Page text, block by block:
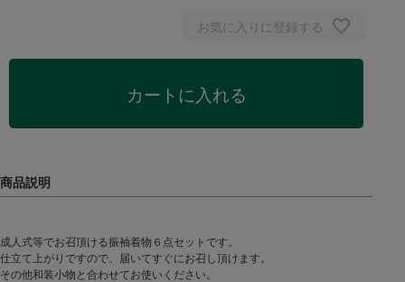
お気に入りに登録する
カートに入れる
成人式等でお召頂ける振袖着物６点セットです。
仕立て上がりですので、届いてすぐにお召し頂けます。
その他和装小物と合わせてお使いください。